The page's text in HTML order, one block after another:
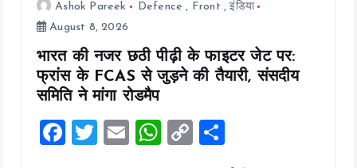
Ashok Pareek Defence , Front ,इंडिया
August 8, 2026
भारत की नजर छठी पीढ़ी के फाइटर जेट पर:
फ्रांस के FCAS से जुड़ने की तैयारी, संसदीय
समिति ने मांगा रोडमैप
F
T
E
W
C